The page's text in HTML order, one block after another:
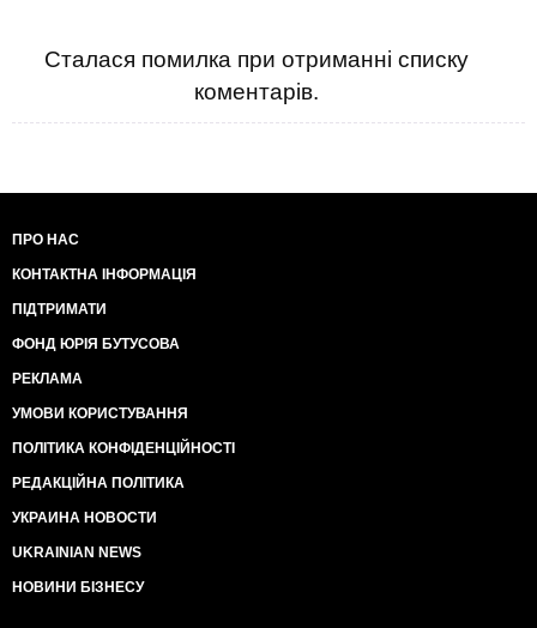
Сталася помилка при отриманні списку
коментарів.
ПРО НАС
КОНТАКТНА ІНФОРМАЦІЯ
ПІДТРИМАТИ
ФОНД ЮРІЯ БУТУСОВА
РЕКЛАМА
УМОВИ КОРИСТУВАННЯ
ПОЛІТИКА КОНФІДЕНЦІЙНОСТІ
РЕДАКЦІЙНА ПОЛІТИКА
УКРАИНА НОВОСТИ
UKRAINIAN NEWS
НОВИНИ БІЗНЕСУ